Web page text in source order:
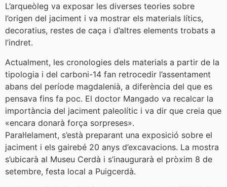
L’arqueòleg va exposar les diverses teories sobre
l’origen del jaciment i va mostrar els materials lítics,
decoratius, restes de caça i d’altres elements trobats a
l’indret.
Actualment, les cronologies dels materials a partir de la
tipologia i del carboni-14 fan retrocedir l’assentament
abans del període magdalenià, a diferència del que es
pensava fins fa poc. El doctor Mangado va recalcar la
importància del jaciment paleolític i va dir que creia que
«encara donarà força sorpreses».
Paral·lelament, s’està preparant una exposició sobre el
jaciment i els gairebé 20 anys d’excavacions. La mostra
s’ubicarà al Museu Cerdà i s’inaugurarà el pròxim 8 de
setembre, festa local a Puigcerdà.